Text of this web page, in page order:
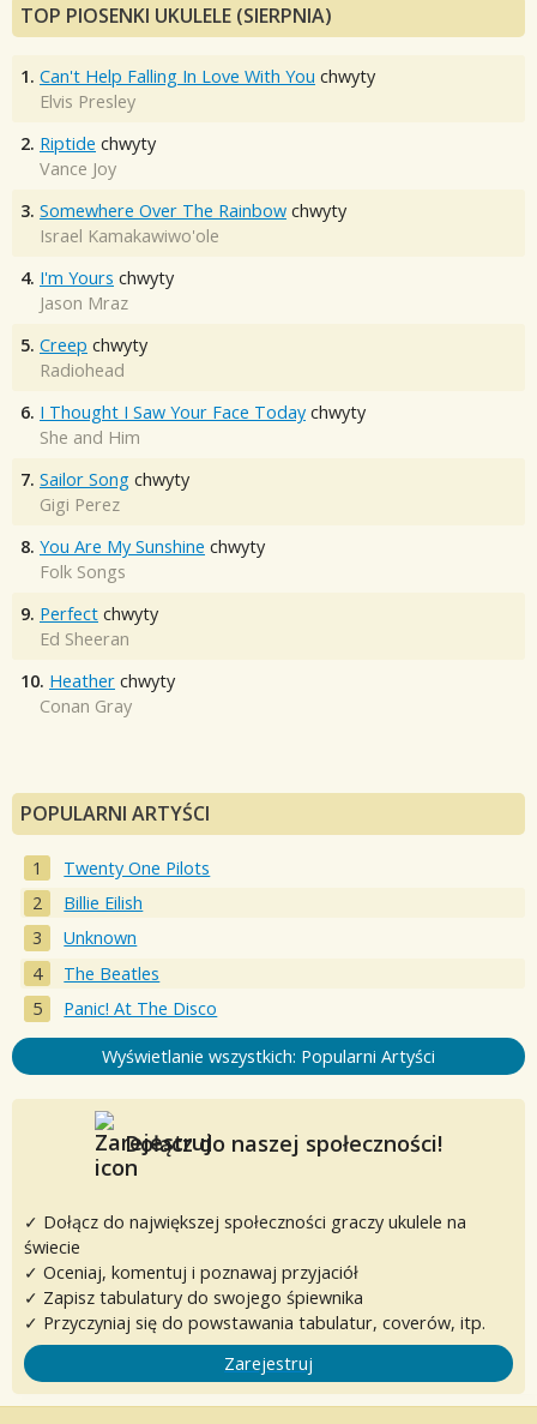
TOP PIOSENKI UKULELE (SIERPNIA)
1. Can't Help Falling In Love With You chwyty
Elvis Presley
2. Riptide chwyty
Vance Joy
3. Somewhere Over The Rainbow chwyty
Israel Kamakawiwo'ole
4. I'm Yours chwyty
Jason Mraz
5. Creep chwyty
Radiohead
6. I Thought I Saw Your Face Today chwyty
She and Him
7. Sailor Song chwyty
Gigi Perez
8. You Are My Sunshine chwyty
Folk Songs
9. Perfect chwyty
Ed Sheeran
10. Heather chwyty
Conan Gray
POPULARNI ARTYŚCI
Twenty One Pilots
Billie Eilish
Unknown
The Beatles
Panic! At The Disco
Wyświetlanie wszystkich: Popularni Artyści
Dołącz do naszej społeczności!
✓ Dołącz do największej społeczności graczy ukulele na
świecie
✓ Oceniaj, komentuj i poznawaj przyjaciół
✓ Zapisz tabulatury do swojego śpiewnika
✓ Przyczyniaj się do powstawania tabulatur, coverów, itp.
Zarejestruj